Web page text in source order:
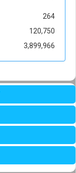
264
120,750
3,899,966